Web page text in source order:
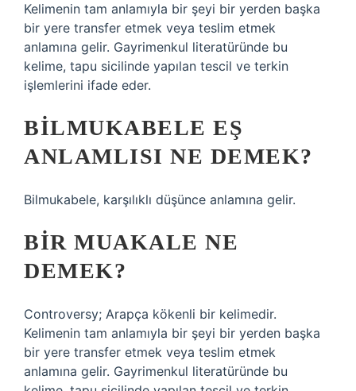
Kelimenin tam anlamıyla bir şeyi bir yerden başka
bir yere transfer etmek veya teslim etmek
anlamına gelir. Gayrimenkul literatüründe bu
kelime, tapu sicilinde yapılan tescil ve terkin
işlemlerini ifade eder.
BILMUKABELE EŞ
ANLAMLISI NE DEMEK?
Bilmukabele, karşılıklı düşünce anlamına gelir.
BIR MUAKALE NE
DEMEK?
Controversy; Arapça kökenli bir kelimedir.
Kelimenin tam anlamıyla bir şeyi bir yerden başka
bir yere transfer etmek veya teslim etmek
anlamına gelir. Gayrimenkul literatüründe bu